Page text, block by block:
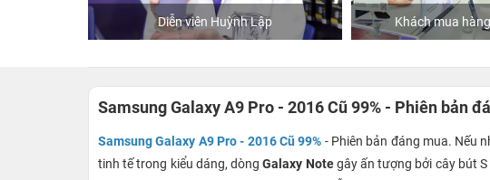
Diễn viên Huỳnh Lập Khách mua
Samsung Galaxy A9 Pro - 2016 Cũ 99% - Phiên bản
Samsung Galaxy A9 Pro - 2016 Cũ 99% - Phiên bản đáng mua. Nếu
tinh tế trong kiểu dáng, dòngGalaxy Notegây ấn tượng bởi cây bút